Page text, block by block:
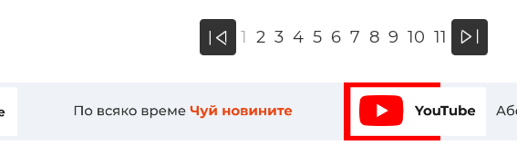
« 1 2 3 4 5 6 7 8 9 10 11 »